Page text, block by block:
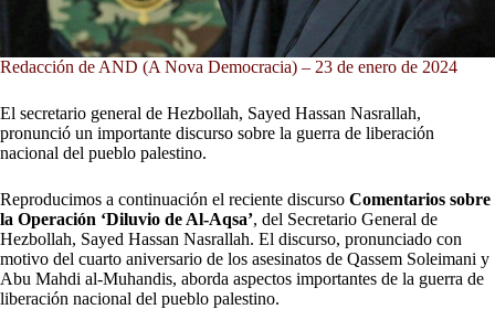
Redacción de AND (A Nova Democracia) – 23 de enero de 2024
El secretario general de Hezbollah, Sayed Hassan Nasrallah,
pronunció un importante discurso sobre la guerra de liberación
nacional del pueblo palestino.
Reproducimos a continuación el reciente discurso Comentarios sobre
la Operación ‘Diluvio de Al-Aqsa’, del Secretario General de
Hezbollah, Sayed Hassan Nasrallah. El discurso, pronunciado con
motivo del cuarto aniversario de los asesinatos de Qassem Soleimani y
Abu Mahdi al-Muhandis, aborda aspectos importantes de la guerra de
liberación nacional del pueblo palestino.